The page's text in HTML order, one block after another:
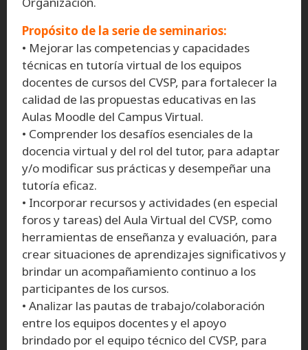
Propósito de la serie de seminarios:
• Mejorar las competencias y capacidades
técnicas en tutoría virtual de los equipos
docentes de cursos del CVSP, para fortalecer la
calidad de las propuestas educativas en las
Aulas Moodle del Campus Virtual.
• Comprender los desafíos esenciales de la
docencia virtual y del rol del tutor, para adaptar
y/o modificar sus prácticas y desempeñar una
tutoría eficaz.
• Incorporar recursos y actividades (en especial
foros y tareas) del Aula Virtual del CVSP, como
herramientas de enseñanza y evaluación, para
crear situaciones de aprendizajes significativos y
brindar un acompañamiento continuo a los
participantes de los cursos.
• Analizar las pautas de trabajo/colaboración
entre los equipos docentes y el apoyo
brindado por el equipo técnico del CVSP, para